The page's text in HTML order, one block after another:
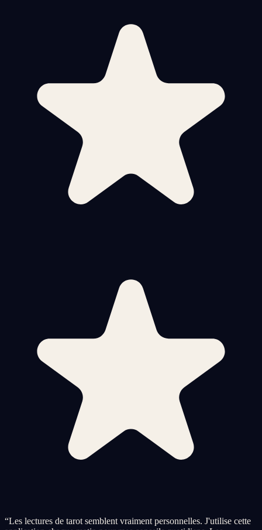
“Les lectures de tarot semblent vraiment personnelles. J'utilise cette